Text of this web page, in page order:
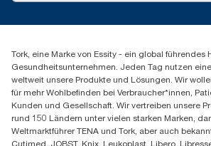
Spenderreklamation
+41 (0)848/810152
Essity Switzerland AG
Parkstraße 1b
6214 Schenkon
Mo-Do 8:00-16:30 | Fr 8:00-15:00
GLN: 7609999000928
Tork, eine Marke von Essity - ein global führendes
Gesundheitsunternehmen. Jeden Tag nutzen
weltweit unsere Produkte und Lösungen. Wir
für mehr Wohlbefinden bei Verbraucher*innen,
Kunden und Gesellschaft. Wir vertreiben unsere
rund 150 Ländern unter vielen starken Marken,
Weltmarktführer TENA und Tork, aber auch
Cutimed, JOBST, Knix, Leukoplast, Libero,